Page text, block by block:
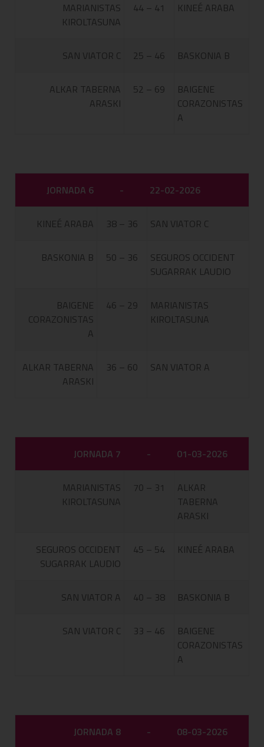
MARIANISTAS
KIROLTASUNA
44 – 41 KINEÉ ARABA
SAN VIATOR C 25 – 46 BASKONIA B
ALKAR TABERNA
ARASKI
52 – 69
BAIGENE
CORAZONISTAS
A
JORNADA 6 - 22-02-2026
KINEÉ ARABA 38 – 36 SAN VIATOR C
BASKONIA B 50 – 36
SEGUROS OCCIDENT
SUGARRAK LAUDIO
BAIGENE
CORAZONISTAS
A
46 – 29
MARIANISTAS
KIROLTASUNA
ALKAR TABERNA
ARASKI
36 – 60 SAN VIATOR A
JORNADA 7 - 01-03-2026
MARIANISTAS
KIROLTASUNA
70 – 31
ALKAR
TABERNA
ARASKI
SEGUROS OCCIDENT
SUGARRAK LAUDIO
45 – 54 KINEÉ ARABA
SAN VIATOR A 40 – 38 BASKONIA B
SAN VIATOR C 33 – 46
BAIGENE
CORAZONISTAS
A
JORNADA 8 - 08-03-2026